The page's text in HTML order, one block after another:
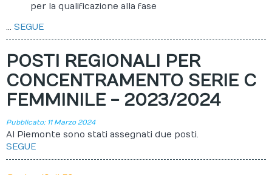
per la qualificazione alla fase
... SEGUE
POSTI REGIONALI PER
CONCENTRAMENTO SERIE C
FEMMINILE - 2023/2024
Pubblicato: 11 Marzo 2024
Al Piemonte sono stati assegnati due posti.
SEGUE